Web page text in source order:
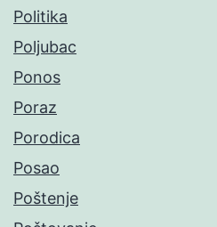
Politika
Poljubac
Ponos
Poraz
Porodica
Posao
Poštenje